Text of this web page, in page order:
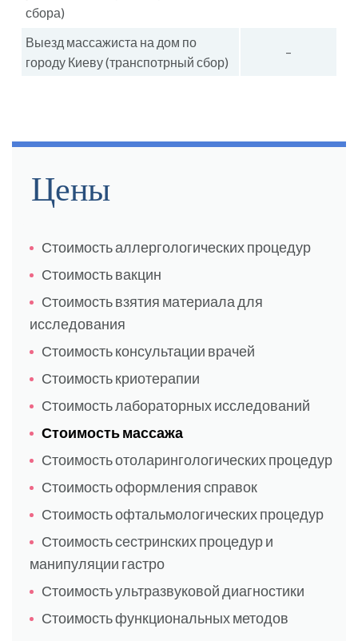
сбора)
Выезд массажиста на дом по
городу Киеву (транспотрный сбор)
–
Цены
Стоимость аллергологических процедур
Стоимость вакцин
Стоимость взятия материала для
исследования
Стоимость консультации врачей
Стоимость криотерапии
Стоимость лабораторных исследований
Стоимость массажа
Стоимость отоларингологических процедур
Стоимость оформления справок
Стоимость офтальмологических процедур
Стоимость сестринских процедур и
манипуляции гастро
Стоимость ультразвуковой диагностики
Стоимость функциональных методов